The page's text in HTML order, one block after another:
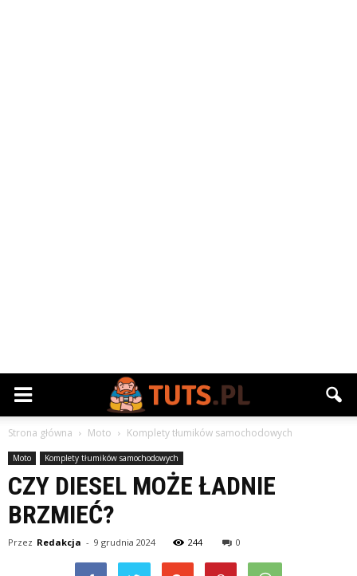
Strona główna Moto Komplety tłumików samochodowych
Moto Komplety tłumików samochodowych
CZY DIESEL MOŻE ŁADNIE
BRZMIEĆ?
Przez Redakcja - 9 grudnia 2024 244 0